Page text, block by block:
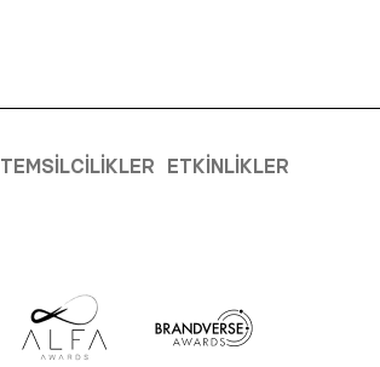
TEMSILCILIKLER ETKINLIKLER